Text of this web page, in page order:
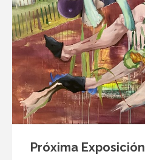
Próxima Exposición